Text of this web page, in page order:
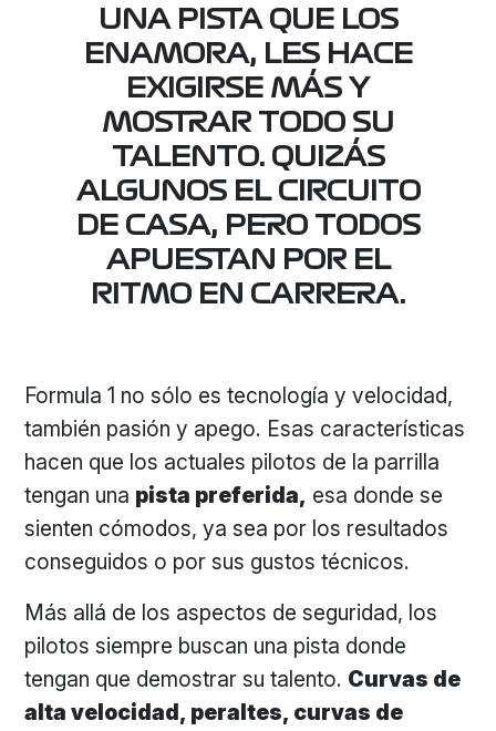
UNA PISTA QUE LOS
ENAMORA, LES HACE
EXIGIRSE MÁS Y
MOSTRAR TODO SU
TALENTO. QUIZÁS
ALGUNOS EL CIRCUITO
DE CASA, PERO TODOS
APUESTAN POR EL
RITMO EN CARRERA.
Formula 1 no sólo es tecnología y velocidad,
también pasión y apego. Esas características
hacen que los actuales pilotos de la parrilla
tengan una pista preferida, esa donde se
sienten cómodos, ya sea por los resultados
conseguidos o por sus gustos técnicos.
Más allá de los aspectos de seguridad, los
pilotos siempre buscan una pista donde
tengan que demostrar su talento. Curvas de
alta velocidad, peraltes, curvas de